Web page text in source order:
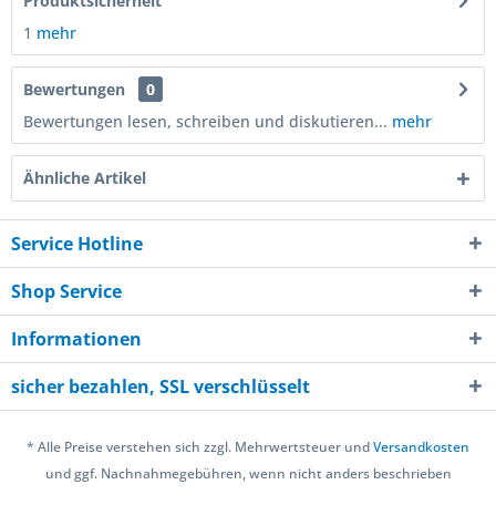
1 mehr
Bewertungen
0
Bewertungen lesen, schreiben und diskutieren... mehr
Ähnliche Artikel
Service Hotline
Shop Service
Informationen
sicher bezahlen, SSL verschlüsselt
* Alle Preise verstehen sich zzgl. Mehrwertsteuer undVersandkosten
und ggf. Nachnahmegebühren, wenn nicht anders beschrieben